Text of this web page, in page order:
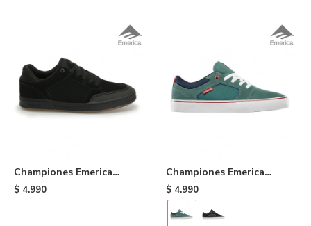
Championes Emerica
Heretic - Black
$ 4.990
Championes Emerica
Cadence - 317
$ 4.990